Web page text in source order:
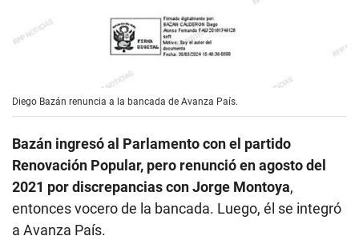
Diego Bazán renuncia a la bancada de Avanza País.
Bazán ingresó al Parlamento con el partido
Renovación Popular, pero renunció en agosto del
2021 por discrepancias con Jorge Montoya,
entonces vocero de la bancada. Luego, él se integró
a Avanza País.